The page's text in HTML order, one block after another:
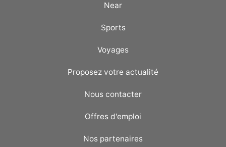
Near
Sports
Voyages
Proposez votre actualité
Nous contacter
Offres d'emploi
Nos partenaires